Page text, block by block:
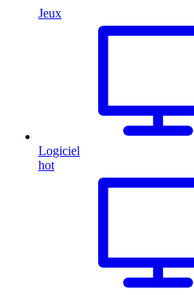
Jeux
Logiciel
hot